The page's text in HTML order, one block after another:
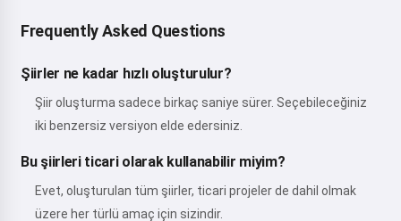
Frequently Asked Questions
Şiirler ne kadar hızlı oluşturulur?
Şiir oluşturma sadece birkaç saniye sürer. Seçebileceğiniz
iki benzersiz versiyon elde edersiniz.
Bu şiirleri ticari olarak kullanabilir miyim?
Evet, oluşturulan tüm şiirler, ticari projeler de dahil olmak
üzere her türlü amaç için sizindir.